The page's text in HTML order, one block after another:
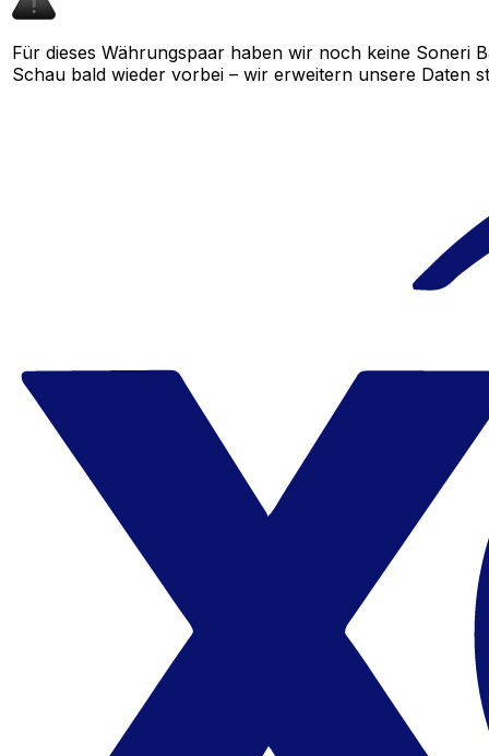
Für dieses Währungspaar haben wir noch keine Soneri
Schau bald wieder vorbei – wir erweitern unsere Daten